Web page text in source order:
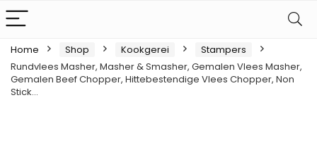
Home Shop Kookgerei
Stampers
Rundvlees Masher, Masher & Smasher, Gemalen Vlees Masher,
Gemalen Beef Chopper, Hittebestendige Vlees Chopper, Non
Stick…